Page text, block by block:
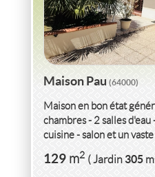
Maison Pau(64000)
Maison en bon état
chambres - 2 salles
cuisine - salon et un
permet plusieurs...
129m2 ( Jardin305m
VENTE APPARTEMENT